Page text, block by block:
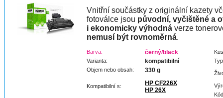
Vnitřní součástky z originální kazety
fotoválce jsou původní, vyčištěné a
i ekonomicky výhodná verze
nemusí být rovnoměrná.
Barva: černý/black
Varianta: kompatibilní
Objem nebo obsah: 330 g
Kompatibilní s:
HP CF226X
HP 26X